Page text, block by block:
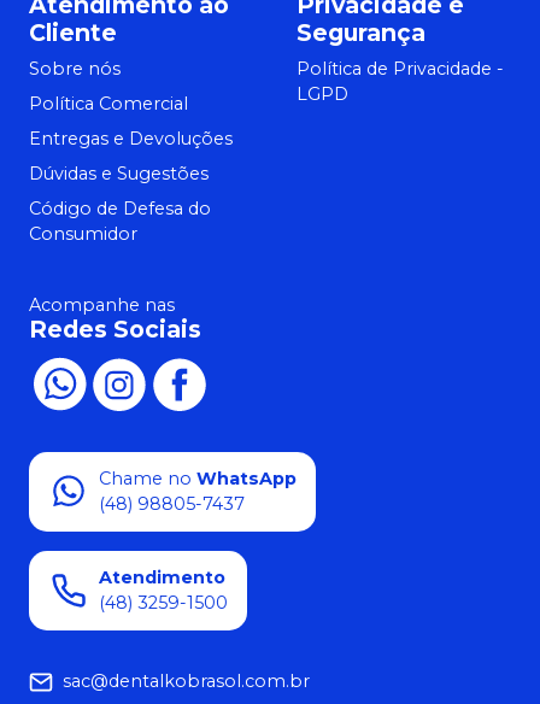
Cliente
Sobre nós
Política Comercial
Entregas e Devoluções
Dúvidas e Sugestões
Código de Defesa do
Consumidor
Segurança
Política de Privacidade -
LGPD
Acompanhe nas
Redes Sociais
Chame no WhatsApp
(48) 98805-7437
Atendimento
(48) 3259-1500
sac@dentalkobrasol.com.br